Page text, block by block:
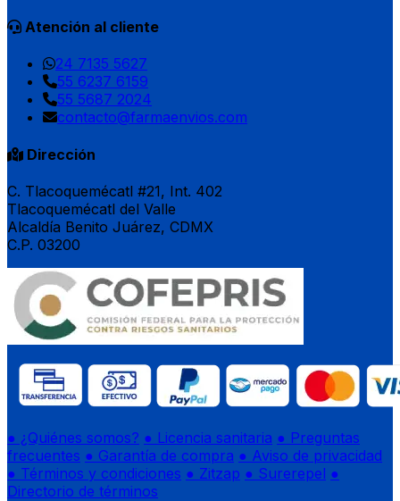
Atención al cliente
24 7135 5627
55 6237 6159
55 5687 2024
contacto@farmaenvios.com
Dirección
C. Tlacoquemécatl #21, Int. 402
Tlacoquemécatl del Valle
Alcaldía Benito Juárez, CDMX
C.P. 03200
● ¿Quiénes somos? ● Licencia sanitaria ● Preguntas
frecuentes ● Garantía de compra ● Aviso de privacidad
● Términos y condiciones ● Zitzap ● Surerepel ●
Directorio de términos